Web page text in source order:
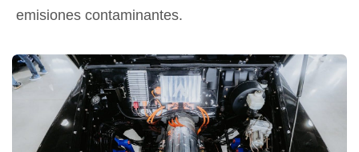
emisiones contaminantes.